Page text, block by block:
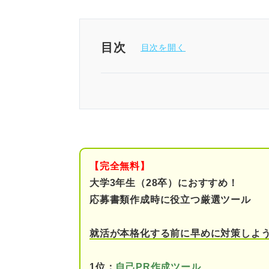
目次
③文字の大きさや間隔を
④何度も書くことで志望
履歴書を下書きするデメリット
【完全無料】
大学3年生（28卒）におすすめ！
応募書類作成時に役立つ厳選ツール
就活が本格化する前に早めに対策しよう
1位： 自己PR作成ツール